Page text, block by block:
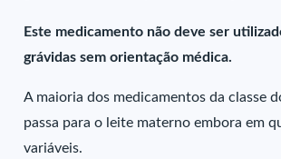
Este medicamento não deve ser
grávidas sem orientação médica.
A maioria dos medicamentos da classe
passa para o leite materno embora em
variáveis.